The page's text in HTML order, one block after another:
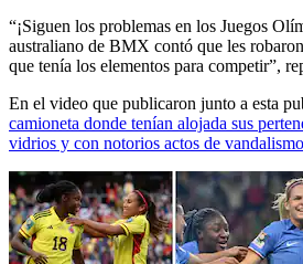
“¡Siguen los problemas en los Juegos
australiano de BMX contó que les
que tenía los elementos para competir”,
En el video que publicaron junto a esta
camioneta donde tenían alojada sus
vidrios y con notorios actos de